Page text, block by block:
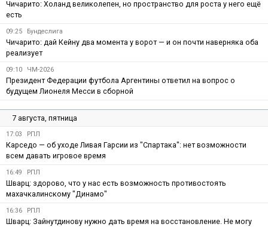
Чичарито: Холанд великолепен, но пространство для роста у него ещё
есть
09:25 Бундеслига
Чичарито: дай Кейну два момента у ворот — и он почти наверняка оба
реализует
09:10 ЧМ-2026
Президент Федерации футбола Аргентины ответил на вопрос о
будущем Лионеля Месси в сборной
7 августа, пятница
17:03 РПЛ
Карседо — об уходе Ливая Гарсии из "Спартака": нет возможности
всем давать игровое время
16:49 РПЛ
Шварц: здорово, что у нас есть возможность противостоять
махачкалинскому "Динамо"
16:36 РПЛ
Шварц: Зайнутдинову нужно дать время на восстановление. Не могу